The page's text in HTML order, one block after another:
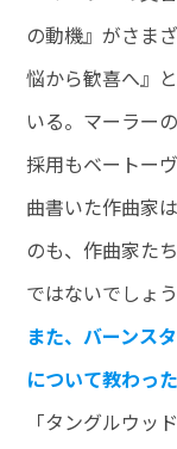
の動機』がさま
悩から歓喜へ』
いる。マーラー
採用もベートー
曲書いた作曲家
のも、作曲家た
ではないでしょう
また、バーンス
について教わっ
「タングルウッ